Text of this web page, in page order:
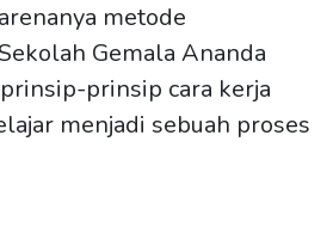
metode
Gemala Ananda
prinsip cara kerja
menjadi sebuah proses